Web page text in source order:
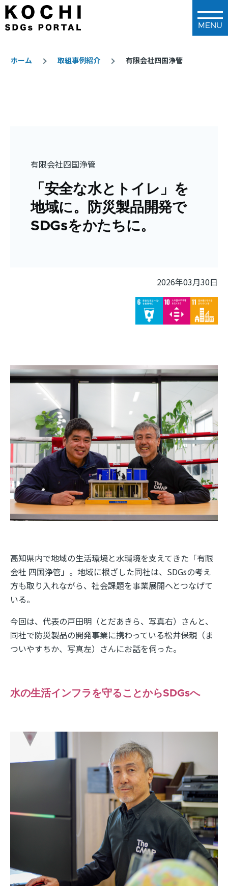
メインコンテンツに移動
ホーム 取組事例紹介 有限会社四国浄管
有限会社四国浄管
「安全な水とトイレ」を
地域に。防災製品開発で
SDGsをかたちに。
2026年03月30日
Image Image Image
高知県内で地域の生活環境と水環境を支えてきた「有限
会社 四国浄管」。地域に根ざした同社は、 SDGsの考え
方も取り入れながら、社会課題を事業展開へとつなげて
いる。
今回は、代表の戸田明（とだあきら、写真右）さんと、
同社で防災製品の開発事業に携わっている松井保親（ま
ついやすちか、写真左）さんにお話を伺った。
水の生活インフラを守ることからSDGsへ